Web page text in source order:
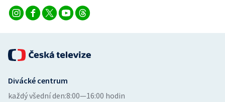
Divácké centrum
každý všední den:8:00—16:00 hodin